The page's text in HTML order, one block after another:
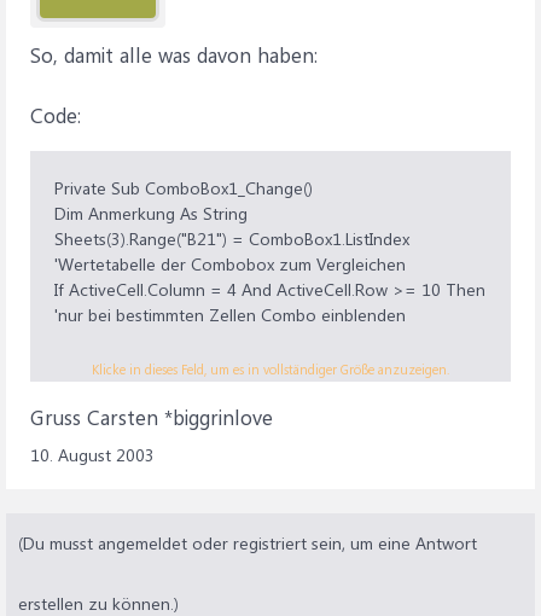
So, damit alle was davon haben:
Code:
Private Sub ComboBox1_Change()
Dim Anmerkung As String
Sheets(3).Range("B21") = ComboBox1.ListIndex
'Wertetabelle der Combobox zum Vergleichen
If ActiveCell.Column = 4 And ActiveCell.Row >= 10 Then
'nur bei bestimmten Zellen Combo einblenden
Anmerkung = Sheets(3).Range("A21") 'besagter
ActiveCell.ClearComments
Selection = Sheets(3).Range("B21") 'Hier wird der Wert
End If
Klicke in dieses Feld, um es in vollständiger Größe anzuzeigen.
Gruss Carsten *biggrinlove
10. August 2003
(Du musst angemeldet oder registriert sein, um eine Antwort
erstellen zu können.)